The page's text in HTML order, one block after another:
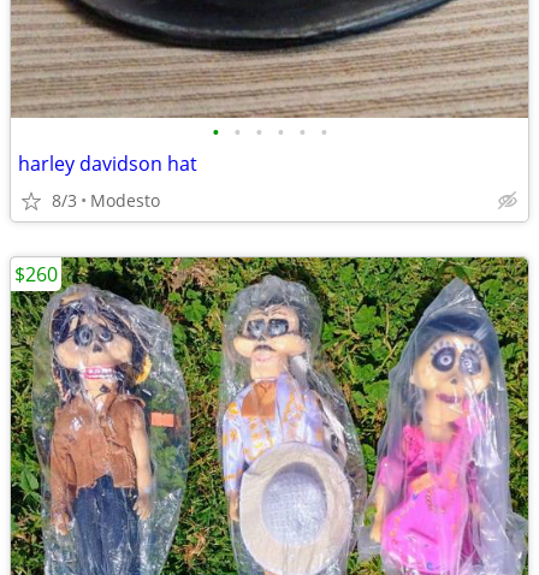
• • • • • •
harley davidson hat
8/3 Modesto
$260